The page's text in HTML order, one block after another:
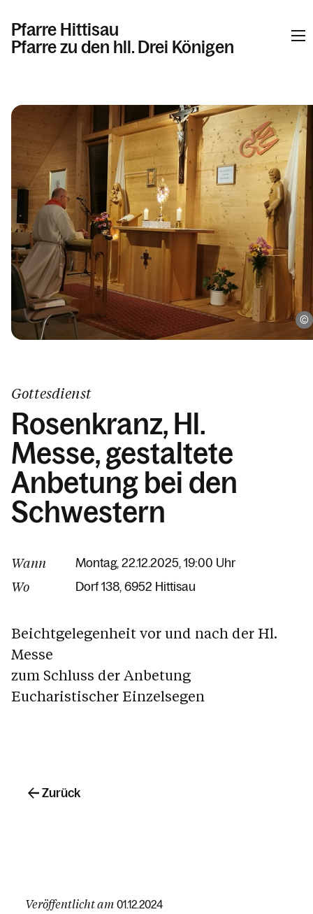
Pfarre Hittisau
Pfarre zu den hll. Drei Königen
Kalender
Personen
Kontakt
Gottesdienst
Rosenkranz, Hl.
Messe, gestaltete
Anbetung bei den
Schwestern
Wann Montag, 22.12.2025, 19:00 Uhr
Wo Dorf 138 6952 Hittisau
Beichtgelegenheit vor und nach der Hl.
Messe
zum Schluss der Anbetung
Eucharistischer Einzelsegen
Veröffentlicht am 01.12.2024
Zurück